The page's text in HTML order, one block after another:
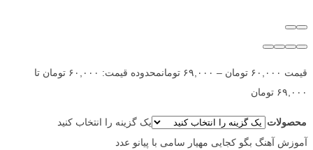
قیمت ۶۰,۰۰۰ تومان – ۶۹,۰۰۰ تومان
محدوده قیمت: ۶۰,۰۰۰ تومان تا
۶۹,۰۰۰ تومان
محصولات
یک گزینه را انتخاب کنید
آموزش آهنگ بگو کجایی مهیار سامی با پیانو عدد